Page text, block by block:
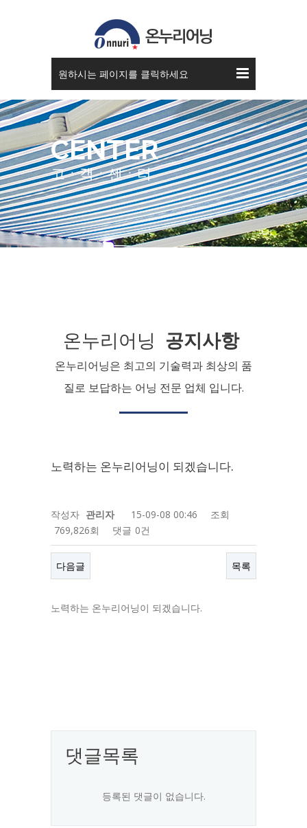
원하시는 페이지를 클릭하세요
CENTER
고ㆍ객ㆍ센ㆍ터
온누리어닝 공지사항
온누리어닝은 최고의 기술력과 최상의 품
질로 보답하는 어닝 전문 업체 입니다.
노력하는 온누리어닝이 되겠습니다.
작성자 관리자 15-09-08 00:46
조회
769,826회
댓글 0건
다음글 목록
노력하는 온누리어닝이 되겠습니다.
댓글목록
등록된 댓글이 없습니다.